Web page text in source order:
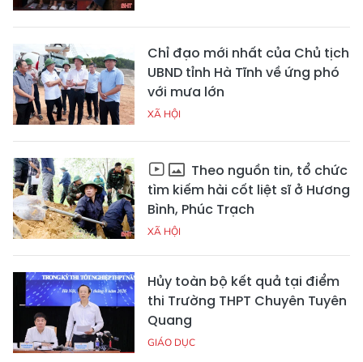
Chỉ đạo mới nhất của Chủ tịch
UBND tỉnh Hà Tĩnh về ứng phó
với mưa lớn
XÃ HỘI
Theo nguồn tin, tổ chức
tìm kiếm hài cốt liệt sĩ ở Hương
Bình, Phúc Trạch
XÃ HỘI
Hủy toàn bộ kết quả tại điểm
thi Trường THPT Chuyên Tuyên
Quang
GIÁO DỤC